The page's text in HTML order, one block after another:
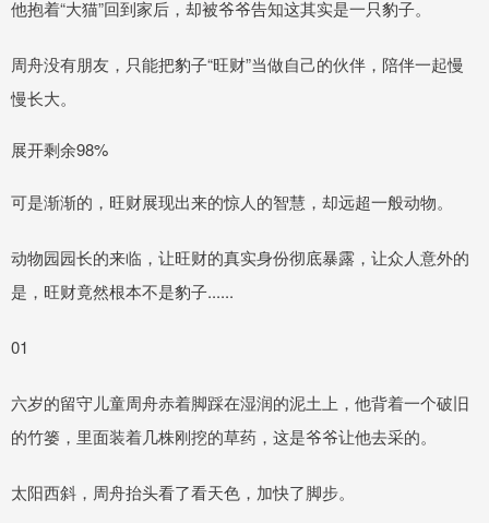
他抱着“大猫”回到家后，却被爷爷告知这其实是一只豹子。
周舟没有朋友，只能把豹子“旺财”当做自己的伙伴，陪伴一起慢
慢长大。
展开剩余98%
可是渐渐的，旺财展现出来的惊人的智慧，却远超一般动物。
动物园园长的来临，让旺财的真实身份彻底暴露，让众人意外的
是，旺财竟然根本不是豹子......
01
六岁的留守儿童周舟赤着脚踩在湿润的泥土上，他背着一个破旧
的竹篓，里面装着几株刚挖的草药，这是爷爷让他去采的。
太阳西斜，周舟抬头看了看天色，加快了脚步。